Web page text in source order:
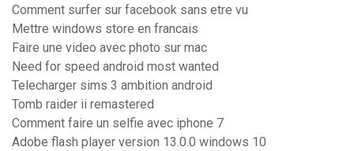
Comment surfer sur facebook sans etre vu
Mettre windows store en francais
Faire une video avec photo sur mac
Need for speed android most wanted
Telecharger sims 3 ambition android
Tomb raider ii remastered
Comment faire un selfie avec iphone 7
Adobe flash player version 13.0.0 windows 10